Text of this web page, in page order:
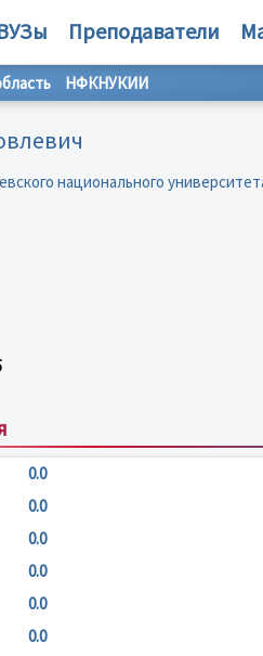
Преподаватели
НФКНУКИИ
национального
0.0
0.0
0.0
0.0
0.0
0.0